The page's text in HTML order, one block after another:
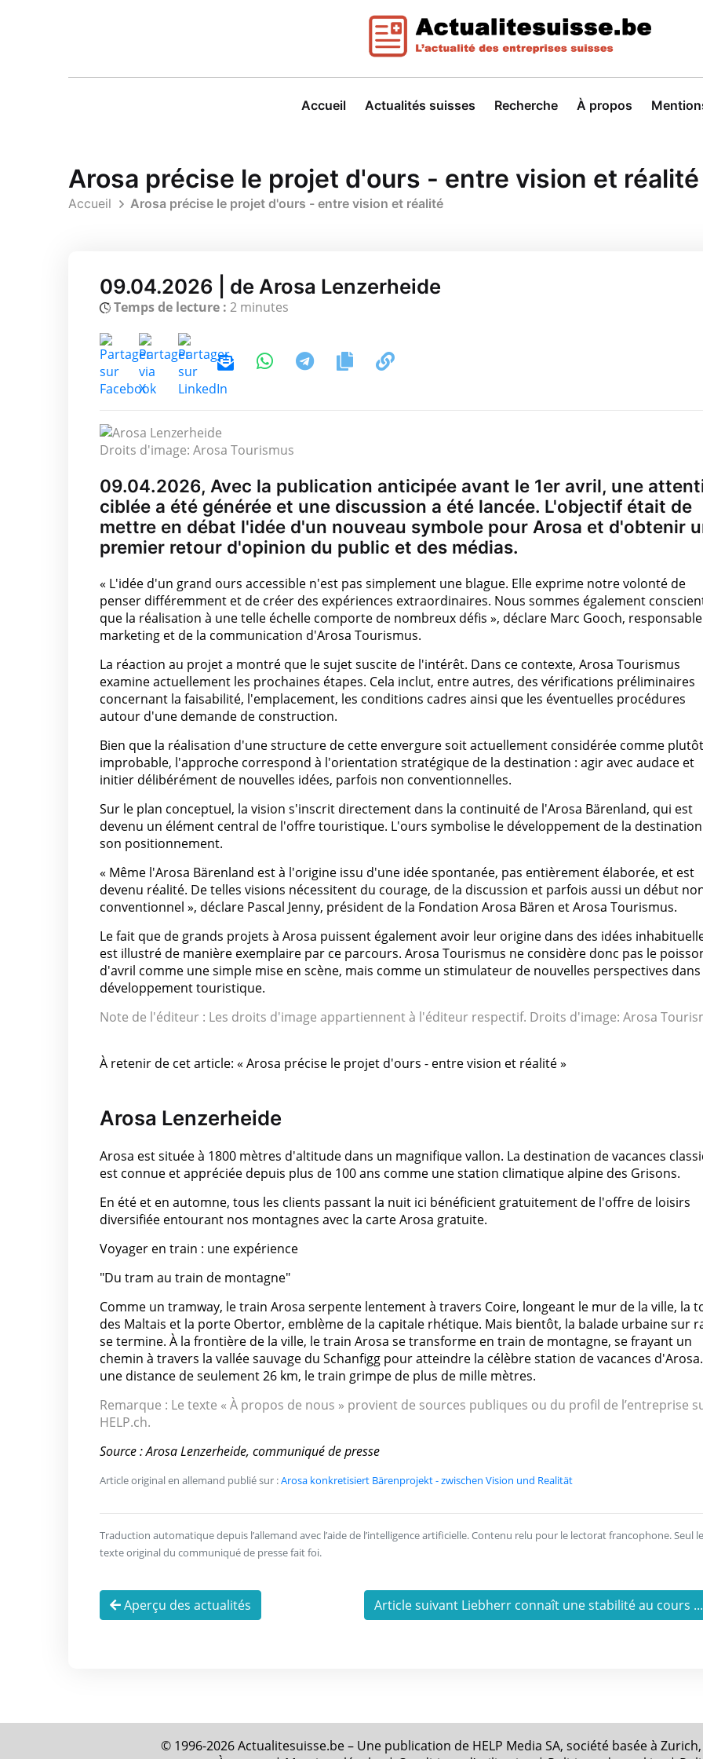
Accueil Actualités suisses Recherche À propos
Arosa précise le projet d'ours - entre vision et réalité
Accueil Arosa précise le projet d'ours - entre vision et réalité
09.04.2026 | de Arosa Lenzerheide
Temps de lecture : 2 minutes
Droits d'image: Arosa Tourismus
09.04.2026, Avec la publication anticipée avant le 1er avril, une
ciblée a été générée et une discussion a été lancée. L'objectif était de
mettre en débat l'idée d'un nouveau symbole pour Arosa et d'obtenir
premier retour d'opinion du public et des médias.
« L'idée d'un grand ours accessible n'est pas simplement une blague. Elle exprime notre volonté de
penser différemment et de créer des expériences extraordinaires. Nous sommes également
que la réalisation à une telle échelle comporte de nombreux défis », déclare Marc Gooch,
marketing et de la communication d'Arosa Tourismus.
La réaction au projet a montré que le sujet suscite de l'intérêt. Dans ce contexte, Arosa Tourismus
examine actuellement les prochaines étapes. Cela inclut, entre autres, des vérifications préliminaires
concernant la faisabilité, l'emplacement, les conditions cadres ainsi que les éventuelles procédures
autour d'une demande de construction.
Bien que la réalisation d'une structure de cette envergure soit actuellement considérée comme plutôt
improbable, l'approche correspond à l'orientation stratégique de la destination : agir avec audace et
initier délibérément de nouvelles idées, parfois non conventionnelles.
Sur le plan conceptuel, la vision s'inscrit directement dans la continuité de l'Arosa Bärenland, qui est
devenu un élément central de l'offre touristique. L'ours symbolise le développement de la
son positionnement.
« Même l'Arosa Bärenland est à l'origine issu d'une idée spontanée, pas entièrement élaborée, et est
devenu réalité. De telles visions nécessitent du courage, de la discussion et parfois aussi un début
conventionnel », déclare Pascal Jenny, président de la Fondation Arosa Bären et Arosa Tourismus.
Le fait que de grands projets à Arosa puissent également avoir leur origine dans des idées
est illustré de manière exemplaire par ce parcours. Arosa Tourismus ne considère donc pas le
d'avril comme une simple mise en scène, mais comme un stimulateur de nouvelles perspectives dans
développement touristique.
Note de l'éditeur : Les droits d'image appartiennent à l'éditeur respectif. Droits d'image: Arosa
À retenir de cet article: « Arosa précise le projet d'ours - entre vision et réalité »
Arosa Lenzerheide
Arosa est située à 1800 mètres d'altitude dans un magnifique vallon. La destination de vacances
est connue et appréciée depuis plus de 100 ans comme une station climatique alpine des Grisons.
En été et en automne, tous les clients passant la nuit ici bénéficient gratuitement de l'offre de loisirs
diversifiée entourant nos montagnes avec la carte Arosa gratuite.
Voyager en train : une expérience
"Du tram au train de montagne"
Comme un tramway, le train Arosa serpente lentement à travers Coire, longeant le mur de la ville, la
des Maltais et la porte Obertor, emblème de la capitale rhétique. Mais bientôt, la balade urbaine sur
se termine. À la frontière de la ville, le train Arosa se transforme en train de montagne, se frayant un
chemin à travers la vallée sauvage du Schanfigg pour atteindre la célèbre station de vacances
une distance de seulement 26 km, le train grimpe de plus de mille mètres.
Remarque : Le texte « À propos de nous » provient de sources publiques ou du profil de l’entreprise
HELP.ch.
Source : Arosa Lenzerheide, communiqué de presse
Article original en allemand publié sur :Arosa konkretisiert Bärenprojekt - zwischen Vision und Realität
Traduction automatique depuis l’allemand avec l’aide de l’intelligence artificielle. Contenu relu pour le lectorat francophone. Seul le
texte original du communiqué de presse fait foi.
Aperçu des actualités Article suivant Liebherr connaît une stabilité au cours ...
© 1996-2026 Actualitesuisse.be – Une publication de HELP Media SA, société basée à